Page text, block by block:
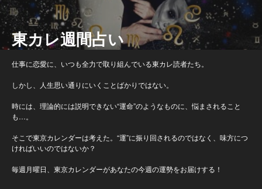
東カレ週間占い
仕事に恋愛に、いつも全力で取り組んでいる東カレ読者たち。
しかし、人生思い通りにいくことばかりではない。
時には、理論的には説明できない“運命”のようなものに、悩まされること
も…。
そこで東京カレンダーは考えた。“運”に振り回されるのではなく、味方につ
ければいいのではないか？
毎週月曜日、東京カレンダーがあなたの今週の運勢をお届けする！